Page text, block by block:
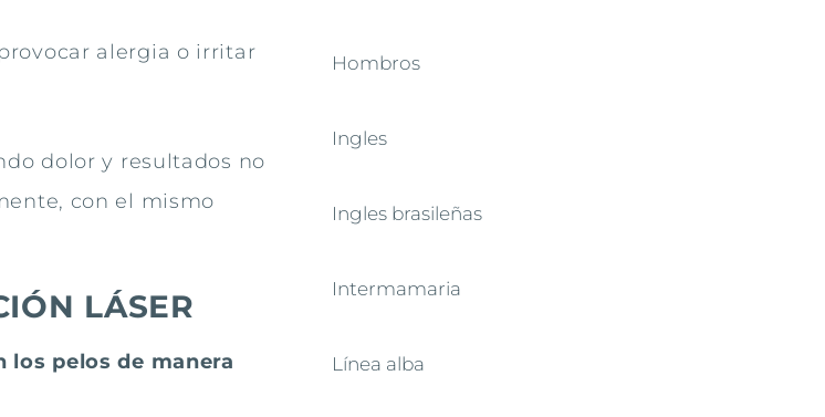
alergia o irritar
dolor y resultados no
con el mismo
LÁSER
los pelos de manera
Hombros
Ingles
Ingles brasileñas
Intermamaria
Línea alba